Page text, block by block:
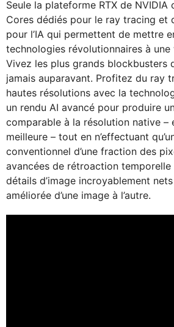
Seule la plateforme RTX de NVIDIA
Cores dédiés pour le ray tracing et
pour l’IA qui permettent de mettre
technologies révolutionnaires à
Vivez les plus grands blockbusters
jamais auparavant. Profitez du ray
hautes résolutions avec la
un rendu AI avancé pour produire
comparable à la résolution native –
meilleure – tout en n’effectuant
conventionnel d’une fraction des
avancées de rétroaction
détails d’image incroyablement
améliorée d’une image à l’autre.